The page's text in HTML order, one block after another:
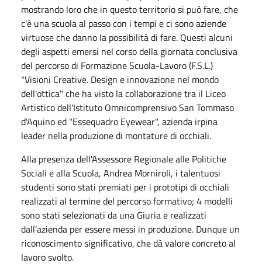
mostrando loro che in questo territorio si può fare, che
c'è una scuola al passo con i tempi e ci sono aziende
virtuose che danno la possibilità di fare. Questi alcuni
degli aspetti emersi nel corso della giornata conclusiva
del percorso di Formazione Scuola-Lavoro (F.S.L.)
"Visioni Creative. Design e innovazione nel mondo
dell'ottica" che ha visto la collaborazione tra il Liceo
Artistico dell'Istituto Omnicomprensivo San Tommaso
d'Aquino ed "Essequadro Eyewear", azienda irpina
leader nella produzione di montature di occhiali.
Alla presenza dell'Assessore Regionale alle Politiche
Sociali e alla Scuola, Andrea Morniroli, i talentuosi
studenti sono stati premiati per i prototipi di occhiali
realizzati al termine del percorso formativo; 4 modelli
sono stati selezionati da una Giuria e realizzati
dall’azienda per essere messi in produzione. Dunque un
riconoscimento significativo, che dà valore concreto al
lavoro svolto.